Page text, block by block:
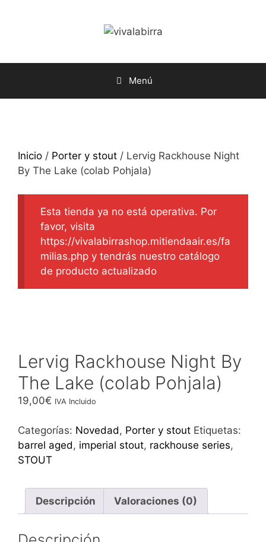
Menú
Inicio / Porter y stout / Lervig Rackhouse Night
By The Lake (colab Pohjala)
Esta tienda ya no está operativa. Por
favor, visita
https://vivalabirrashop.mitiendaair.es/fa
milias.php y tendrás nuestro catálogo
de producto actualizado
Lervig Rackhouse Night By
The Lake (colab Pohjala)
19,00€ IVA Incluido
Categorías: Novedad, Porter y stout Etiquetas:
barrel aged, imperial stout, rackhouse series,
STOUT
Descripción Valoraciones (0)